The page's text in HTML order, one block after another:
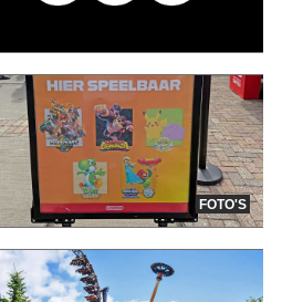
FOTO'S